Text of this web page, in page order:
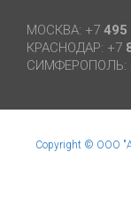
МОСКВА: +7 495
КРАСНОДАР: +7
СИМФЕРОПОЛЬ:
Copyright © ООО